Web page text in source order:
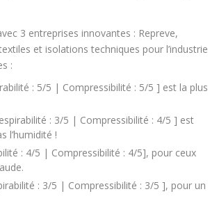
3 entreprises innovantes : Repreve,
et isolations techniques pour l’industrie
:
: 5/5 | Compressibilité : 5/5 ] est la plus
: 3/5 | Compressibilité : 4/5 ] est
l’humidité !
: 4/5 | Compressibilité : 4/5], pour ceux
: 3/5 | Compressibilité : 3/5 ], pour un